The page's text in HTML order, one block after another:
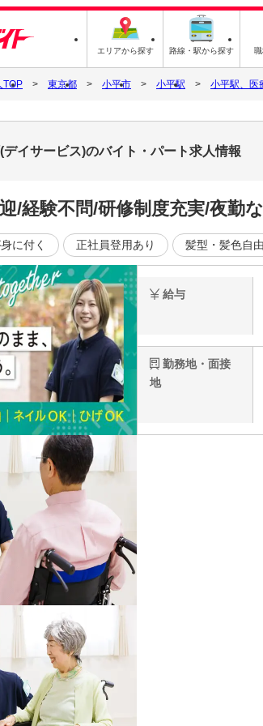
エリアから探す 路線・駅から探す
TOP 東京都 小平市 小平駅 小平駅、医
デイサービス)のバイト・パート求人情報
/経験不問/研修制度充実/夜勤
に付く 正社員登用あり 髪型・髪色自由
給与
勤務地・面接
地